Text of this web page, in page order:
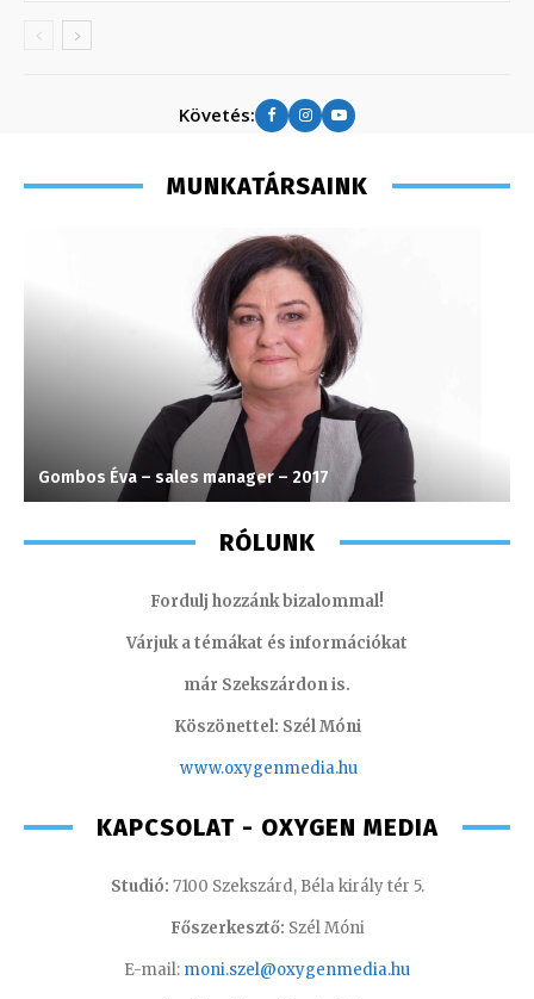
Követés:
MUNKATÁRSAINK
Gombos Éva – sales manager – 2017
RÓLUNK
Fordulj hozzánk bizalommal!
Várjuk a témákat és információkat
már Szekszárdon is.
Köszönettel: Szél Móni
www.oxygenmedia.hu
KAPCSOLAT - OXYGEN MEDIA
Studió: 7100 Szekszárd, Béla király tér 5.
Főszerkesztő: Szél Móni
E-mail: moni.szel@oxygenmedia.hu